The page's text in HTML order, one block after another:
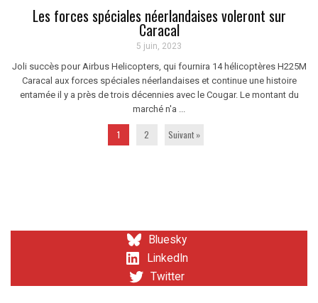
Les forces spéciales néerlandaises voleront sur
Caracal
5 juin, 2023
Joli succès pour Airbus Helicopters, qui fournira 14 hélicoptères H225M
Caracal aux forces spéciales néerlandaises et continue une histoire
entamée il y a près de trois décennies avec le Cougar. Le montant du
marché n'a ...
1 2 Suivant »
Bluesky
LinkedIn
Twitter